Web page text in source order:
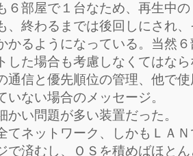
６部屋で１台なため、再生中
、終わるまでは後回しにされ
かるようになっている。当然
した場合も考慮しなくてはな
通信と優先順位の管理、他で
いない場合のメッセージ。
かい問題が多い装置だった。
てネットワーク、しかもＬＡ
で済むし、ＯＳを積めばほと